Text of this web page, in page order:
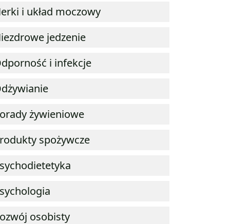
i układ moczowy
jedzenie
i infekcje
żywieniowe
spożywcze
osobisty